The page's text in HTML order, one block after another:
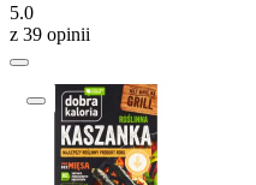
5.0
z 39 opinii